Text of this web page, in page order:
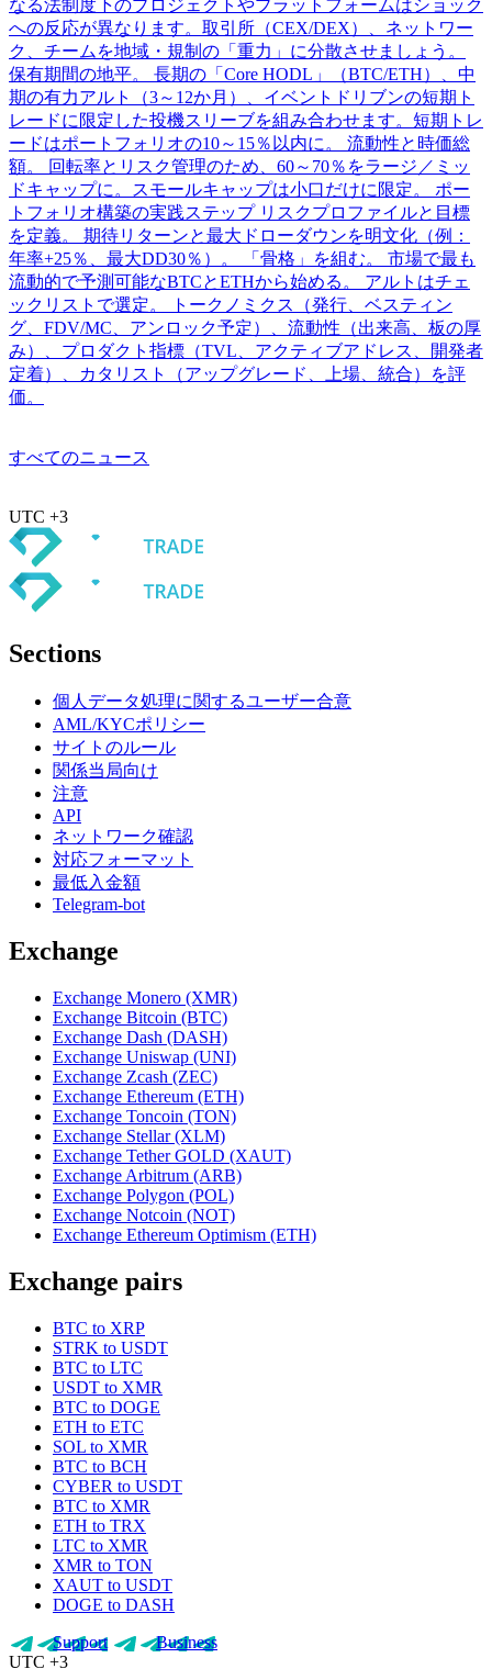
なる法制度下のプロジェクトやプラットフォームはショック
への反応が異なります。取引所（CEX/DEX）、ネットワー
ク、チームを地域・規制の「重力」に分散させましょう。
保有期間の地平。 長期の「Core HODL」（BTC/ETH）、中
期の有力アルト（3～12か月）、イベントドリブンの短期ト
レードに限定した投機スリーブを組み合わせます。短期トレ
ードはポートフォリオの10～15％以内に。 流動性と時価総
額。 回転率とリスク管理のため、60～70％をラージ／ミッ
ドキャップに。スモールキャップは小口だけに限定。 ポー
トフォリオ構築の実践ステップ リスクプロファイルと目標
を定義。 期待リターンと最大ドローダウンを明文化（例：
年率+25％、最大DD30％）。 「骨格」を組む。 市場で最も
流動的で予測可能なBTCとETHから始める。 アルトはチェ
ックリストで選定。 トークノミクス（発行、ベスティン
グ、FDV/MC、アンロック予定）、流動性（出来高、板の厚
み）、プロダクト指標（TVL、アクティブアドレス、開発者
定着）、カタリスト（アップグレード、上場、統合）を評
価。
すべてのニュース
UTC +3
Sections
個人データ処理に関するユーザー合意
AML/KYCポリシー
サイトのルール
関係当局向け
注意
API
ネットワーク確認
対応フォーマット
最低入金額
Telegram-bot
Exchange
Exchange Monero (XMR)
Exchange Bitcoin (BTC)
Exchange Dash (DASH)
Exchange Uniswap (UNI)
Exchange Zcash (ZEC)
Exchange Ethereum (ETH)
Exchange Toncoin (TON)
Exchange Stellar (XLM)
Exchange Tether GOLD (XAUT)
Exchange Arbitrum (ARB)
Exchange Polygon (POL)
Exchange Notcoin (NOT)
Exchange Ethereum Optimism (ETH)
Exchange pairs
BTC to XRP
STRK to USDT
BTC to LTC
USDT to XMR
BTC to DOGE
ETH to ETC
SOL to XMR
BTC to BCH
CYBER to USDT
BTC to XMR
ETH to TRX
LTC to XMR
XMR to TON
XAUT to USDT
DOGE to DASH
Support
Business
UTC +3